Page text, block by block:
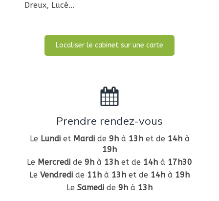
Dreux, Lucé...
Localiser le cabinet sur une carte
Prendre rendez-vous
Le Lundiet Mardide 9hà 13het de 14hà
19h
Le Mercredi de 9h à 13h et de 14h à 17h30
Le Vendredi de 11h à 13h et de 14h à 19h
Le Samedi de 9h à 13h